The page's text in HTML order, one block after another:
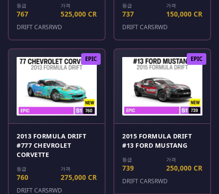
등급
767
가격
525,000 CR
DRIFT CARSRWD
등급
737
가격
150,000 CR
DRIFT CARSRWD
EPIC
2013 FORMULA DRIFT
#777 CHEVROLET
CORVETTE
등급
760
가격
275,000 CR
DRIFT CARSRWD
EPIC
2015 FORMULA DRIFT
#13 FORD MUSTANG
등급
739
가격
250,000 CR
DRIFT CARSRWD